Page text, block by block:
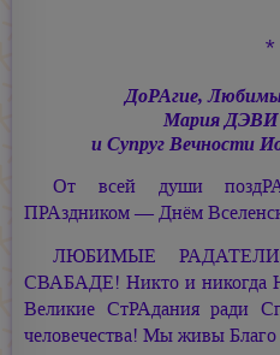
*
ДоРАгие,
Мария
и Супруг Вечности
От всей души
ПРАздником — Днём
ЛЮБИМЫЕ
СВАБАДЕ! Никто и никогда
Великие СтРАдания ради
человечества! Мы живы